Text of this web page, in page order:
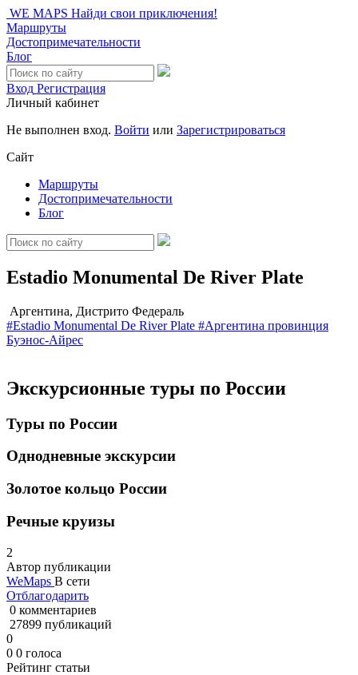
WE MAPS Найди свои приключения!
Маршруты
Достопримечательности
Блог
Вход Регистрация
Личный кабинет
Не выполнен вход. Войти или Зарегистрироваться
Сайт
Маршруты
Достопримечательности
Блог
Estadio Monumental De River Plate
Аргентина, Дистрито Федераль
#Estadio Monumental De River Plate #Аргентина провинция
Буэнос-Айрес
Экскурсионные туры по России
Туры по России
Однодневные экскурсии
Золотое кольцо России
Речные круизы
2
Автор публикации
WeMaps В сети
Отблагодарить
0 комментариев
27899 публикаций
0
0 0 голоса
Рейтинг статьи